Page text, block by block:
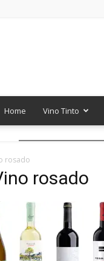
Home Vino Tinto
rosado
rosado